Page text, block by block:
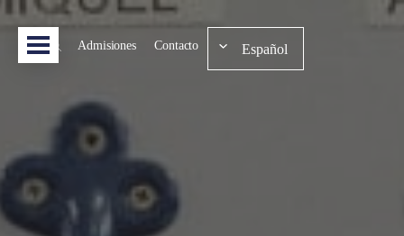
Admisiones Contacto Español